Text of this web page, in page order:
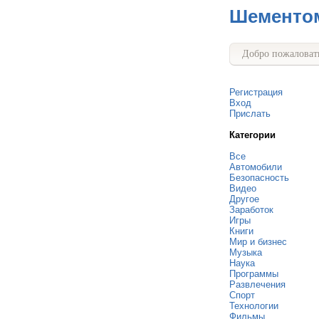
Добро
Регистрация
Вход
Прислать
Категории
Все
Автомобили
Безопасность
Видео
Другое
Заработок
Игры
Книги
Мир и бизнес
Музыка
Наука
Программы
Развлечения
Спорт
Технологии
Фильмы